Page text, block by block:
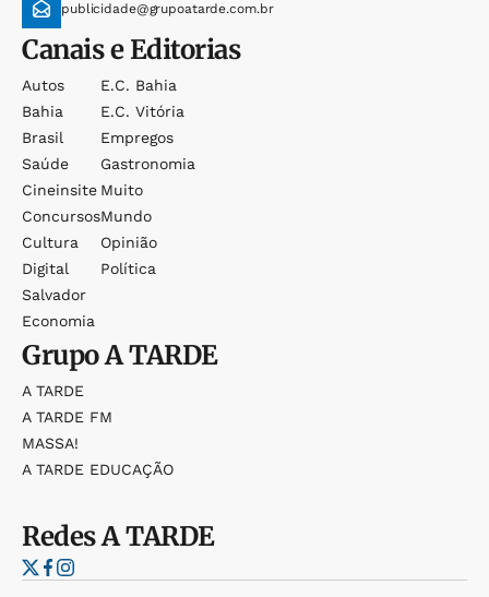
publicidade@grupoatarde.com.br
Canais e Editorias
Autos
Bahia
Brasil
Saúde
Cineinsite
Concursos
Cultura
Digital
Salvador
Economia
E.c. Bahia
E.c. Vitória
Empregos
Gastronomia
Muito
Mundo
Opinião
Política
GrupoA TARDE
A TARDE
A TARDE FM
MASSA!
A TARDE EDUCAÇÃO
RedesA TARDE